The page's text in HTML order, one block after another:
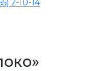
2-10-14